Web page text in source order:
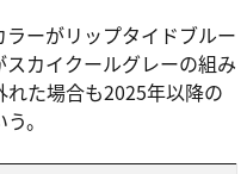
ーがリップタイドブルー
カイクールグレーの組み
た場合も2025年以降の
。